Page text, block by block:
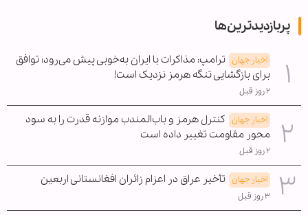
پربازدیدترین‌ها
اخبار جهان ترامپ: مذاکرات با ایران به‌خوبی پیش می‌رود؛ توافق
برای بازگشایی تنگه هرمز نزدیک است!
۲ روز قبل
اخبار جهان کنترل هرمز و باب‌المندب موازنه قدرت را به سود
محور مقاومت تغییر داده است
۲ روز قبل
اخبار جهان تأخیر عراق در اعزام زائران افغانستانی اربعین
۳ روز قبل